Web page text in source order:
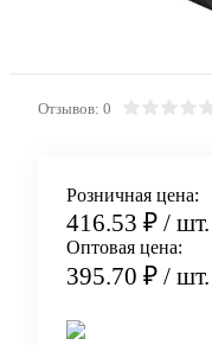
Отзывов: 0
Розничная цена:
416.53 ₽ / шт.
Оптовая цена:
395.70 ₽ / шт.